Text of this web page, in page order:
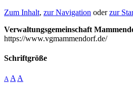
Zum Inhalt, zur Navigation oderzur
Verwaltungsgemeinschaft
https://www.vgmammendorf.de/
Schriftgröße
A A A